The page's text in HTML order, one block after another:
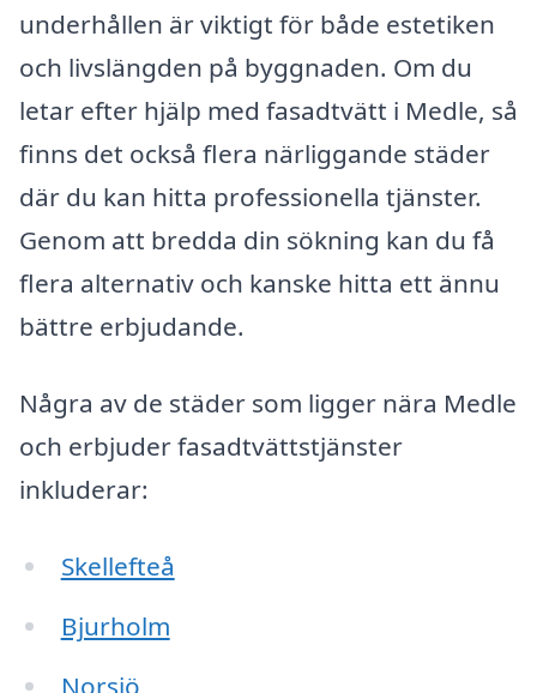
underhållen är viktigt för både estetiken
och livslängden på byggnaden. Om du
letar efter hjälp med fasadtvätt i Medle, så
finns det också flera närliggande städer
där du kan hitta professionella tjänster.
Genom att bredda din sökning kan du få
flera alternativ och kanske hitta ett ännu
bättre erbjudande.
Några av de städer som ligger nära Medle
och erbjuder fasadtvättstjänster
inkluderar:
Skellefteå
Bjurholm
Norsjö